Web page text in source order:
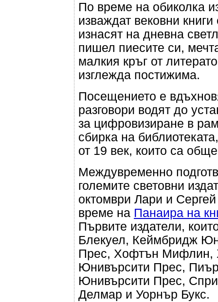
По време на обиколка
изваждат вековни
изнасят на дневна
пишел пиесите си,
малкия кръг от
изглежда постижима.
Посещението е
разговори водят до
за цифровизиране в
сбирка на
от 19 век, които са
Междувременно
големите световни
октомври Лари и
време на Панаира на
Първите издатели,
Блекуел, Кеймбридж
Прес, Хофтън Мифлин,
Юнивърсити Прес,
Юнивърсити Прес,
Делмар и Уорнър Букс.